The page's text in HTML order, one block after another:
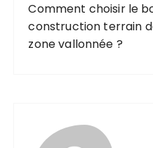
Comment choisir le
construction terrain
zone vallonnée ?